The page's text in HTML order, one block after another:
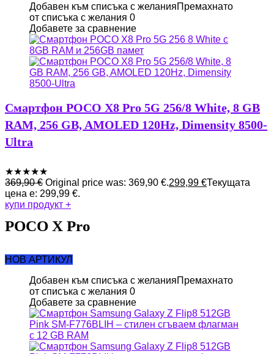
Добавен към списъка с желанияПремахнато
от списъка с желания 0
Добавете за сравнение
Смартфон POCO X8 Pro 5G 256/8 White, 8 GB
RAM, 256 GB, AMOLED 120Hz, Dimensity 8500-
Ultra
★★★★★
369,90€ Original price was: 369,90 €.299,99 €Текущата
цена е: 299,99 €.
купи продукт +
POCO X Pro
НОВ АРТИКУЛ
Добавен към списъка с желанияПремахнато
от списъка с желания 0
Добавете за сравнение